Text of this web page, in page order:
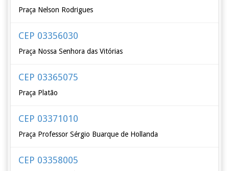
Praça Nelson Rodrigues
CEP 03356030
Praça Nossa Senhora das Vitórias
CEP 03365075
Praça Platão
CEP 03371010
Praça Professor Sérgio Buarque de Hollanda
CEP 03358005